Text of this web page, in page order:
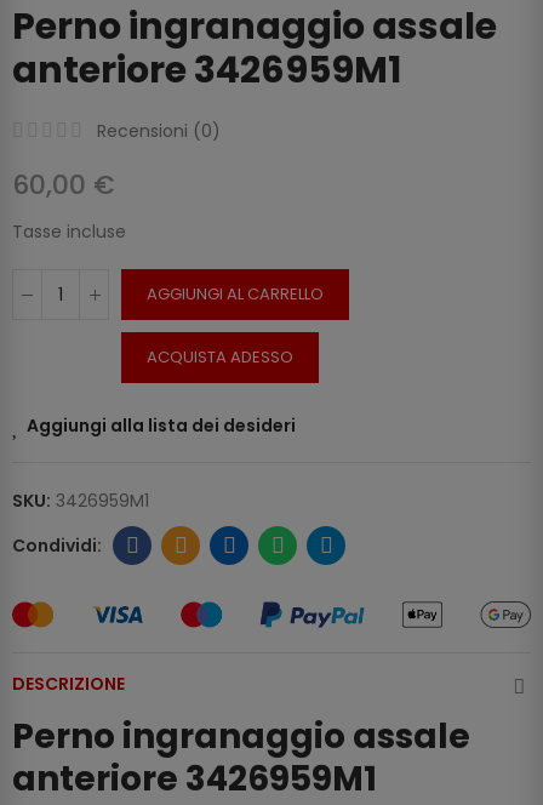
Perno ingranaggio assale
anteriore 3426959M1
Recensioni (0)
60,00 €
Tasse incluse
AGGIUNGI AL CARRELLO
ACQUISTA ADESSO
Aggiungi alla lista dei desideri
SKU: 3426959M1
DESCRIZIONE
Perno ingranaggio assale
anteriore 3426959M1